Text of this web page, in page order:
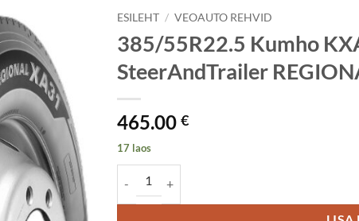
ESILEHT / VEOAUTO REHVID
385/55R22.5 Kumho
SteerAndTrailer
465.00 €
17 laos